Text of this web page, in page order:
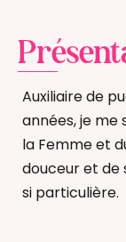
Auxiliaire de
années, je me
la Femme et
douceur et de
si particulière.